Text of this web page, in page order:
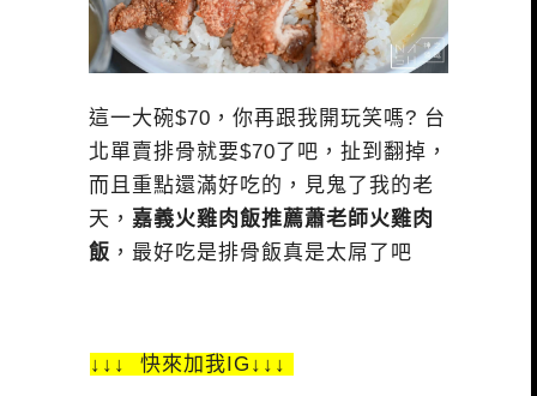
這一大碗$70，你再跟我開玩笑嗎? 台
北單賣排骨就要$70了吧，扯到翻掉，
而且重點還滿好吃的，見鬼了我的老
天， 嘉義火雞肉飯推薦蕭老師火雞肉
飯 ，最好吃是排骨飯真是太屌了吧
↓↓↓ 快來加我IG↓↓↓